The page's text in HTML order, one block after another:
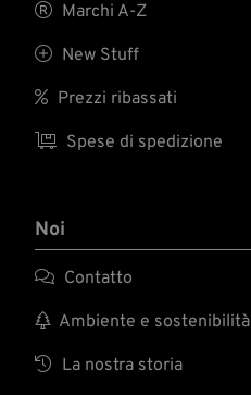
 Marchi A-Z
 New Stuff
 Prezzi ribassati
 Spese di spedizione
Noi
 Contatto
 Ambiente e sostenibilità
 La nostra storia